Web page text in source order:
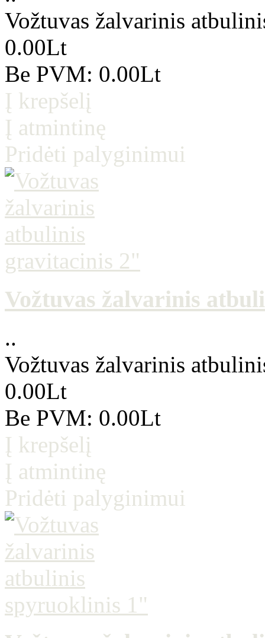
Vožtuvas žalvarinis
0.00Lt
Be PVM: 0.00Lt
Į krepšelį
Į atmintinę
Pridėti palyginimui
Vožtuvas žalvarinis
..
Vožtuvas žalvarinis
0.00Lt
Be PVM: 0.00Lt
Į krepšelį
Į atmintinę
Pridėti palyginimui